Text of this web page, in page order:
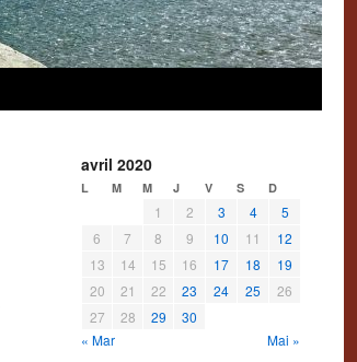
avril 2020
L M M J V S D
1 2 3 4
5
6
7 8 9 10 11
12
13
14 15 16 17 18
19
20
21 22 23 24 25
26
27
28 29
30
« Mar
Mai »